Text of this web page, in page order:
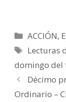
ACCIÓN,
Etiquetas
Lecturas
domingo
Décimo
Ordinario –